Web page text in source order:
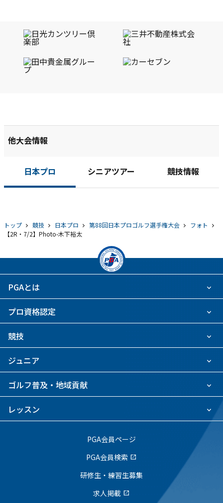
他大会情報
日本プロ シニアツアー 競技情報
トップ 競技 日本プロ 第88回日本プロゴルフ選手権大会
フォト
【2R・7/2】Photo-木下裕太
PGAとは
プロ資格認定
競技
ジュニア
ゴルフ普及・地域貢献
レッスン
PGA会員ページ
PGA会員検索 open_in_new
研修生・練習生募集
求人掲載 open_in_new